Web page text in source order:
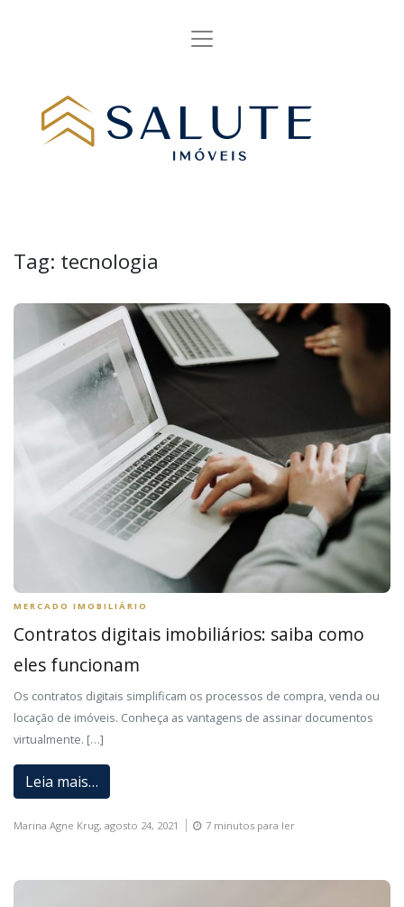
Tag: tecnologia
MERCADO IMOBILIÁRIO
Contratos digitais imobiliários: saiba como
eles funcionam
Os contratos digitais simplificam os processos de compra, venda ou
locação de imóveis. Conheça as vantagens de assinar documentos
virtualmente. […]
Leia mais…
Marina Agne Krug, agosto 24, 2021 7 minutos para ler